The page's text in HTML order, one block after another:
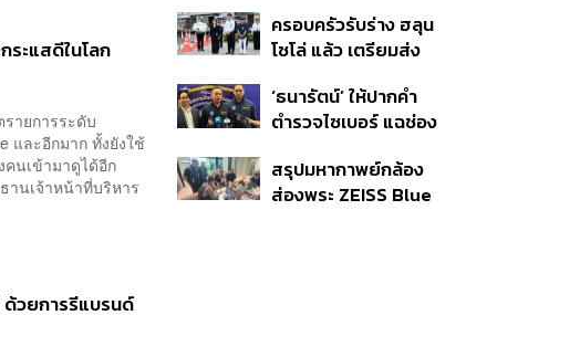
ระแสดีในโลก
ายการระดับ
และอีกมาก ทั้งยังใช้
คนเข้ามาดูได้อีก
นเจ้าหน้าที่บริหาร
ด้วยการรีแบรนด์
6 ข้อหาหนัก จ่อชง
ป.ป.ช. 12 ส.ค. นี้
ครอบครัวรับร่าง ฮลุน
โซโล่ แล้ว เตรียมส่ง
เสียชีวิต
‘ธนารัตน์’ ให้ปากคำ
ตำรวจไซเบอร์ แฉช่อง
ยันไร้นัยทางการเมือง
สรุปมหากาพย์กล้อง
ส่องพระ ZEISS Blue